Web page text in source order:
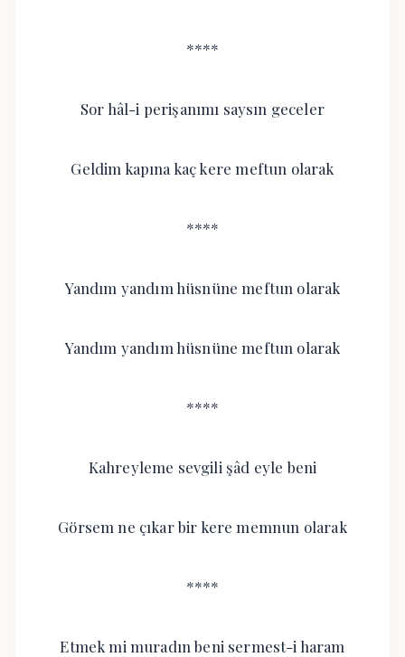
****
Sor hâl-i perişanımı saysın geceler
Geldim kapına kaç kere meftun olarak
****
Yandım yandım hüsnüne meftun olarak
Yandım yandım hüsnüne meftun olarak
****
Kahreyleme sevgili şâd eyle beni
Görsem ne çıkar bir kere memnun olarak
****
Etmek mi muradın beni sermest-i haram